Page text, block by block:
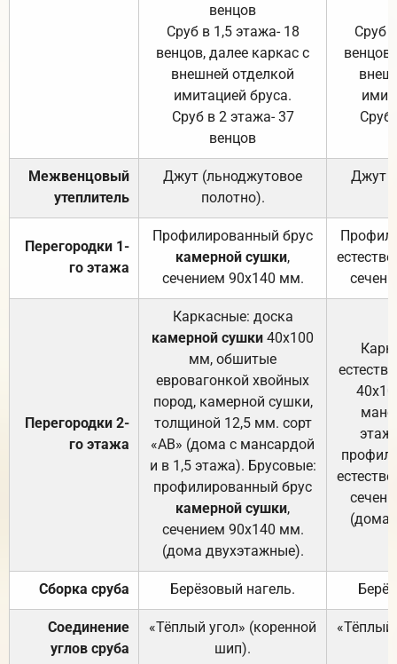
венцов
Сруб в 1,5 этажа- 18
венцов, далее каркас с
внешней отделкой
имитацией бруса.
Сруб в 2 этажа- 37
венцов
Сруб
Сруб
Межвенцовый
утеплитель
Джут (льноджутовое
полотно).
Джут
Перегородки 1-
го этажа
Профилированный брус
камерной сушки,
сечением 90х140 мм.
Перегородки 2-
го этажа
Каркасные: доска
камерной сушки 40х100
мм, обшитые
евровагонкой хвойных
пород, камерной сушки,
толщиной 12,5 мм. сорт
«АВ» (дома с мансардой
и в 1,5 этажа). Брусовые:
профилированный брус
камерной сушки,
сечением 90х140 мм.
(дома двухэтажные).
(дома
Сборка сруба Берёзовый нагель.
Соединение
углов сруба
«Тёплый угол» (коренной
шип).
«Тёплый